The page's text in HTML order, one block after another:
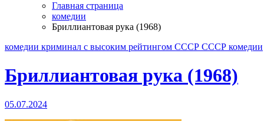
Главная страница
комедии
Бриллиантовая рука (1968)
комедии криминал с высоким рейтингом СССР СССР комедии
Бриллиантовая рука (1968)
05.07.2024